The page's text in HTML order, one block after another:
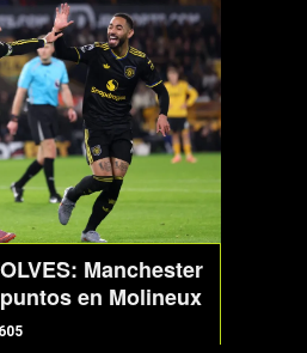
Manchester
en Molineux
605